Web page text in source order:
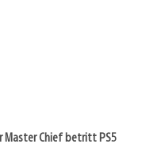
Master Chief betritt PS5